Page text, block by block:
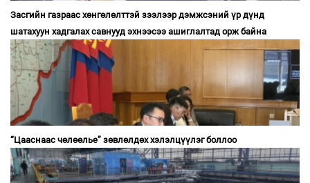
Засгийн газраас хөнгөлөлттэй зээлээр дэмжсэний үр дүнд
шатахуун хадгалах савнууд эхнээсээ ашиглалтад орж байна
“Цааснаас чөлөөлье” зөвлөлдөх хэлэлцүүлэг боллоо